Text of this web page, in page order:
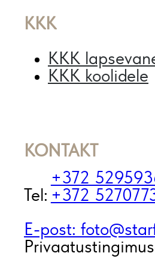
KKK
KKK
KKK koolidele
KONTAKT
Tel:
+372
+372
E-post: